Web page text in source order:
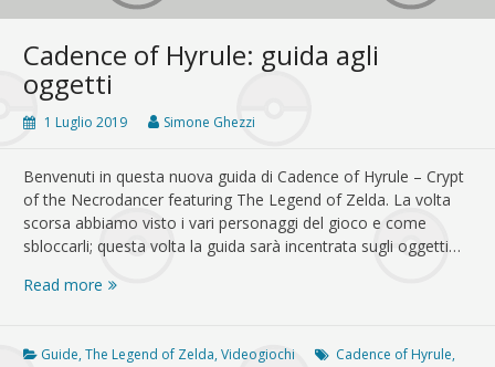
Cadence of Hyrule: guida agli
oggetti
1 Luglio 2019 Simone Ghezzi
Benvenuti in questa nuova guida di Cadence of Hyrule – Crypt
of the Necrodancer featuring The Legend of Zelda. La volta
scorsa abbiamo visto i vari personaggi del gioco e come
sbloccarli; questa volta la guida sarà incentrata sugli oggetti…
Read more Cadence
guida
Guide,The Legend of Zelda,Videogiochi Cadence of Hyrule,